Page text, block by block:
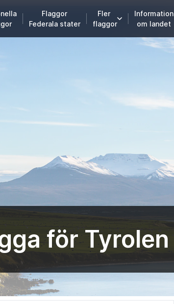
Flaggor
Federala stater
Fler
flaggor
Information
om landet
för Tyrolen